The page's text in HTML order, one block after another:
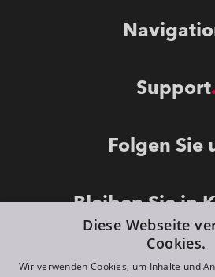
Support
Folgen Sie
Bleiben Sie in
Diese Webseite
Cookies.
Wir verwenden Cookies, um Inhalte und